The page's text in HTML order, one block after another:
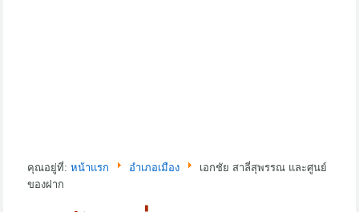
คุณอยู่ที่:หน้าแรก อำเภอเมือง
เอกชัย สาลี่สุพรรณ และศูนย์
ของฝาก